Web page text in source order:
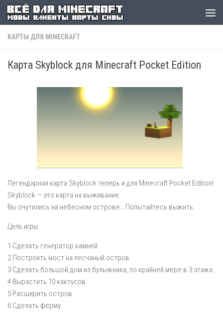
КАРТЫ ДЛЯ MINECRAFT
Карта Skyblock для Minecraft Pocket Edition
Легендарная карта Skyblock теперь и для Minecraft Pocket Edition!
Skyblock — это карта на выживание.
Вы очутились на небесном острове… Попытайтесь выжить.
Цель игры:
1 Сделать генератор камней.
2 Построить мост на песчаный остров.
3 Сделать большой дом из булыжника, по крайней мере в 3 этажа.
4 Вырастить 10 кактусов.
5 Расширить остров.
6 Сделать ферму.